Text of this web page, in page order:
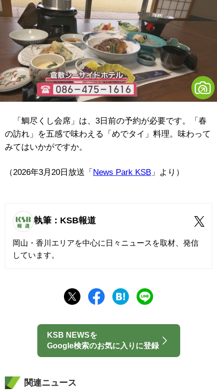
「鯛尽くし会席」は、3日前の予約が必要です。「春
の訪れ」を五感で味わえる「めでタイ」料理。味わって
みてはいかがですか。
（2026年3月20日放送「 News Park KSB 」より）
執筆：KSB報道
岡山・香川エリアを中心に日々ニュースを取材、発信
しています。
KSB NEWSを
Google検索のお気に入りに登録
関連ニュース